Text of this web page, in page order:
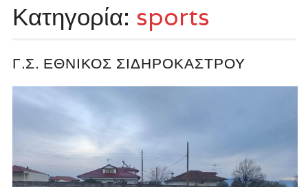
Κατηγορία: sports
Γ.Σ. ΕΘΝΙΚΌΣ ΣΙΔΗΡΟΚΆΣΤΡΟΥ